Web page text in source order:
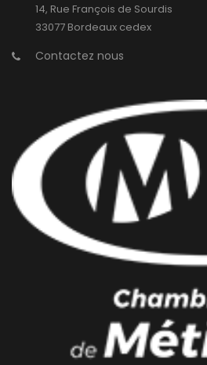
14, Rue François de Sourdis
33077 Bordeaux cedex
Contactez nous